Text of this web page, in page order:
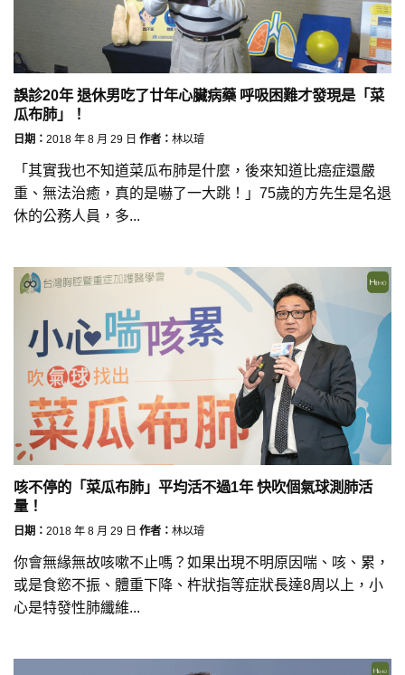
誤診20年 退休男吃了廿年心臟病藥 呼吸困難才發現是「菜
瓜布肺」！
日期： 2018 年 8 月 29 日 作者： 林以璿
「其實我也不知道菜瓜布肺是什麼，後來知道比癌症還嚴
重、無法治癒，真的是嚇了一大跳！」75歲的方先生是名退
休的公務人員，多...
咳不停的「菜瓜布肺」平均活不過1年 快吹個氣球測肺活
量！
日期： 2018 年 8 月 29 日 作者： 林以璿
你會無緣無故咳嗽不止嗎？如果出現不明原因喘、咳、累，
或是食慾不振、體重下降、杵狀指等症狀長達8周以上，小
心是特發性肺纖維...